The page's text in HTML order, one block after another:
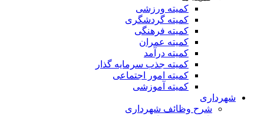
کمیته ورزشی
کمیته گردشگری
کمیته فرهنگی
کمیته عمران
کمیته درآمد
کمیته جذب سرمایه گذار
کمیته امور اجتماعی
کمیته آموزشی
شهرداری
شرح وظائف شهرداری